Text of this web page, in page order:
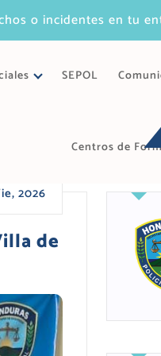
o incidentes en tu
SEPOL
Centros de
2026
de